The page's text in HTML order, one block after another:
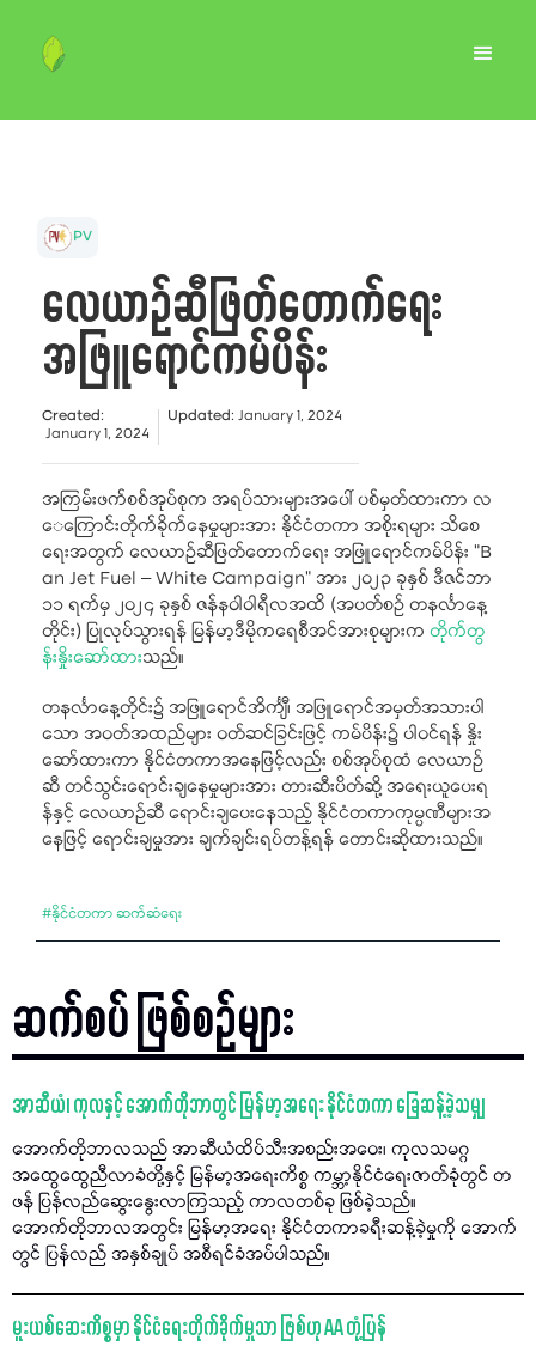
PV
လေယာဉ်ဆီဖြတ်တောက်ရေး
အဖြူရောင်ကမ်ပိန်း
Created:
January 1, 2024
Updated: January 1, 2024
အကြမ်းဖက်စစ်အုပ်စုက အရပ်သားများအပေါ် ပစ်မှတ်ထားကာ လ
ေကြောင်းတိုက်ခိုက်နေမှုများအား နိုင်ငံတကာ အစိုးရများ သိစေ
ရေးအတွက် လေယာဉ်ဆီဖြတ်တောက်ရေး အဖြူရောင်ကမ်ပိန်း "B
an Jet Fuel – White Campaign” အား ၂၀၂၃ ခုနှစ် ဒီဇင်ဘာ
၁၁ ရက်မှ ၂၀၂၄ ခုနှစ် ဇန်နဝါဝါရီလအထိ (အပတ်စဉ် တနင်္လာနေ့
တိုင်း) ပြုလုပ်သွားရန် မြန်မာ့ဒီမိုကရေစီအင်အားစုများက တိုက်တွ
န်းနှိုးဆော်ထားသည်။
တနင်္လာနေ့တိုင်း၌ အဖြူရောင်အိင်္ကျီ၊ အဖြူရောင်အမှတ်အသားပါ
သော အဝတ်အထည်များ ဝတ်ဆင်ခြင်းဖြင့် ကမ်ပိန်း၌ ပါဝင်ရန် နှိုး
ဆော်ထားကာ နိုင်ငံတကာအနေဖြင့်လည်း စစ်အုပ်စုထံ လေယာဉ်
ဆီ တင်သွင်းရောင်းချနေမှုများအား တားဆီးပိတ်ဆို့ အရေးယူပေးရ
န်နှင့် လေယာဉ်ဆီ ရောင်းချပေးနေသည့် နိုင်ငံတကာကုမ္ပဏီများအ
နေဖြင့် ရောင်းချမှုအား ချက်ချင်းရပ်တန့်ရန် တောင်းဆိုထားသည်။
#နိုင်ငံတကာ ဆက်ဆံရေး
ဆက်စပ် ဖြစ်စဉ်များ
အာဆီယံ၊ ကုလနှင့် အောက်တိုဘာတွင် မြန်မာ့အရေး နိုင်ငံတကာ ခြေဆန့်ခဲ့သမျှ
အောက်တိုဘာလသည် အာဆီယံထိပ်သီးအစည်းအဝေး၊ ကုလသမဂ္ဂ
အထွေထွေညီလာခံတို့နှင့် မြန်မာ့အရေးကိစ္စ ကမ္ဘာ့နိုင်ငံရေးဇာတ်ခုံတွင် တ
ဖန် ပြန်လည်ဆွေးနွေးလာကြသည့် ကာလတစ်ခု ဖြစ်ခဲ့သည်။
အောက်တိုဘာလအတွင်း မြန်မာ့အရေး နိုင်ငံတကာခရီးဆန့်ခဲ့မှုကို အောက်
တွင် ပြန်လည် အနှစ်ချုပ် အစီရင်ခံအပ်ပါသည်။
မူးယစ်ဆေးကိစ္စမှာ နိုင်ငံရေးတိုက်ခိုက်မှုသာ ဖြစ်ဟု AA တုံ့ပြန်